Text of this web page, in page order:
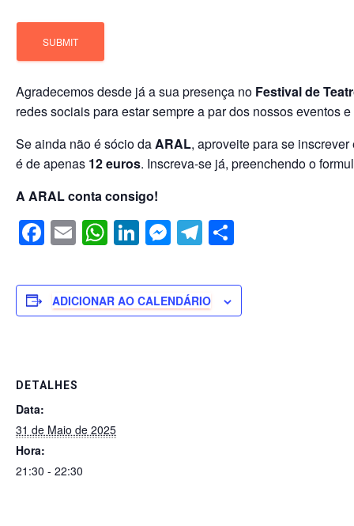
Agradecemos desde já a sua presença no Festival de
redes sociais para estar sempre a par dos nossos eventos
Se ainda não é sócio daARAL, aproveite para se
é de apenas 12 euros. Inscreva-se já, preenchendo o
A ARAL conta consigo!
F
a
c
e
o
E
m
ail
W
h
at
s
Li
n
k
e
M
e
ss
e
T
el
e
gr
ar
e
ADICIONAR AO CALENDÁRIO
DETALHES
Data:
31 de Maio de 2025
Hora:
21:30 - 22:30